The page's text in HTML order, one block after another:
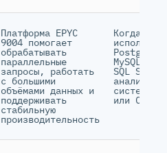
Платформа EPYC
9004 помогает
обрабатывать
параллельные
запросы, работать
с большими
объёмами данных и
поддерживать
стабильную
производительность
Когда
MySQL,
SQL
систем,
или CRM